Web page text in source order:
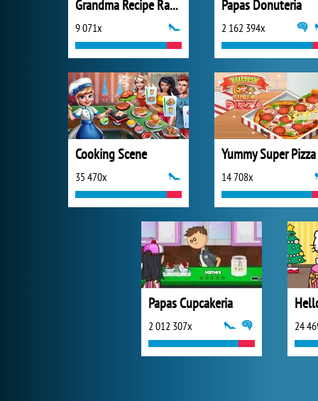
Grandma Recipe Ramen
9 071x
Papas Donuteria
2 162 394x
Cooking Scene
35 470x
Yummy Super Pizza
14 708x
Papas Cupcakeria
2 012 307x 24